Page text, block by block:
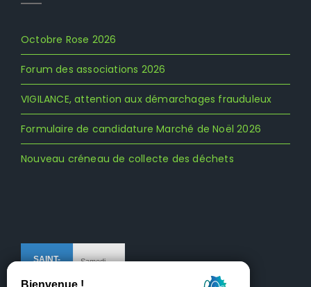
Octobre Rose 2026
Forum des associations 2026
VIGILANCE, attention aux démarchages frauduleux
Formulaire de candidature Marché de Noël 2026
Nouveau créneau de collecte des déchets